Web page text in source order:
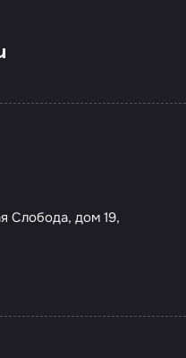
Слобода, дом 19,